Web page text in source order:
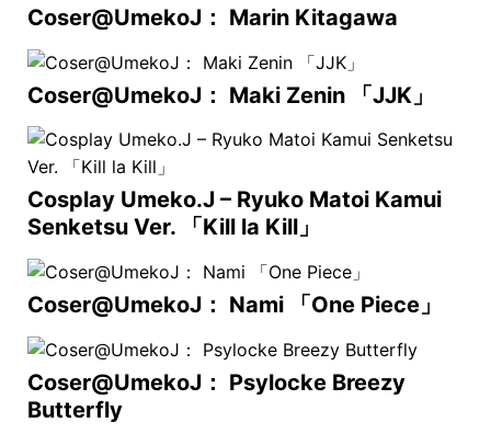
Coser@UmekoJ： Marin Kitagawa
Coser@UmekoJ： Maki Zenin 「JJK」
Cosplay Umeko.J – Ryuko Matoi Kamui
Senketsu Ver. 「Kill la Kill」
Coser@UmekoJ： Nami 「One Piece」
Coser@UmekoJ： Psylocke Breezy
Butterfly